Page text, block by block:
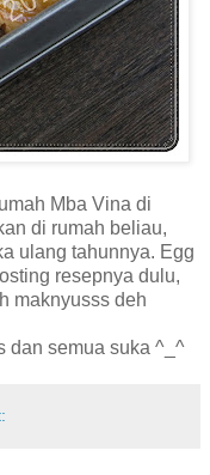
Mba Vina di
di rumah beliau,
ulang tahunnya. Egg
resepnya dulu,
maknyusss deh
dan semua suka ^_^